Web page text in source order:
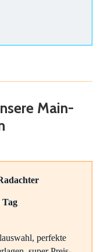
Main-
Tag
perfekte